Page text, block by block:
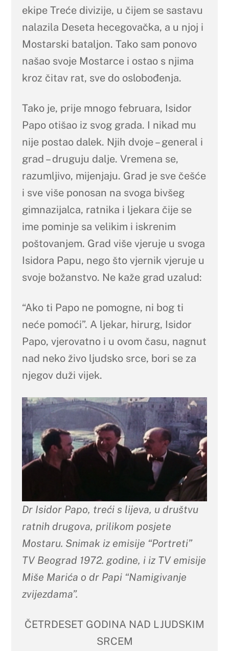
ekipe Treće divizije, u čijem se sastavu
nalazila Deseta hecegovačka, a u njoj i
Mostarski bataljon. Tako sam ponovo
našao svoje Mostarce i ostao s njima
kroz čitav rat, sve do oslobođenja.
Tako je, prije mnogo februara, Isidor
Papo otišao iz svog grada. I nikad mu
nije postao dalek. Njih dvoje – general i
grad – druguju dalje. Vremena se,
razumljivo, mijenjaju. Grad je sve češće
i sve više ponosan na svoga bivšeg
gimnazijalca, ratnika i ljekara čije se
ime pominje sa velikim i iskrenim
poštovanjem. Grad više vjeruje u svoga
Isidora Papu, nego što vjernik vjeruje u
svoje božanstvo. Ne kaže grad uzalud:
“Ako ti Papo ne pomogne, ni bog ti
neće pomoći”. A ljekar, hirurg, Isidor
Papo, vjerovatno i u ovom času, nagnut
nad neko živo ljudsko srce, bori se za
njegov duži vijek.
Dr Isidor Papo, treći s lijeva, u društvu
ratnih drugova, prilikom posjete
Mostaru. Snimak iz emisije “Portreti”
TV Beograd 1972. godine, i iz TV emisije
Miše Marića o dr Papi “Namigivanje
zvijezdama”.
ČETRDESET GODINA NAD LJUDSKIM
SRCEM